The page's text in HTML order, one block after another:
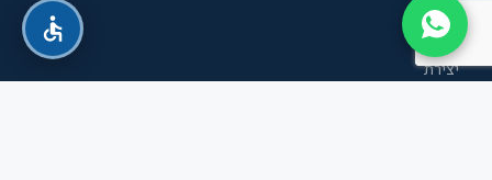
מדיניות
הפרטיות
יצירת